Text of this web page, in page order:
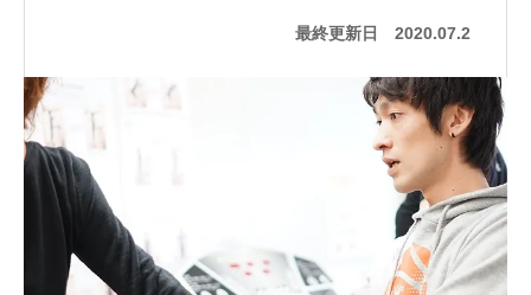
最終更新日 2020.07.2